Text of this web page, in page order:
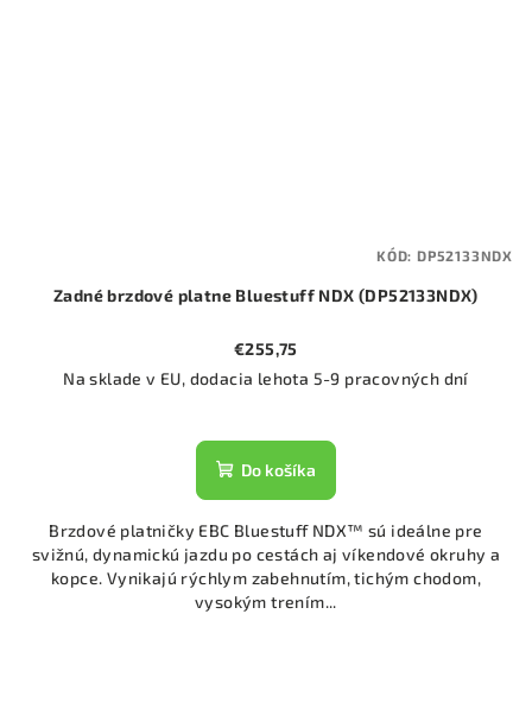
Zadné brzdové platne Bluestuff NDX (DP52133NDX)
€255,75
Na sklade v EU, dodacia lehota 5-9 pracovných dní
Do košíka
Brzdové platničky EBC Bluestuff NDX™ sú ideálne pre
svižnú, dynamickú jazdu po cestách aj víkendové okruhy a
kopce. Vynikajú rýchlym zabehnutím, tichým chodom,
vysokým trením...
KÓD: DP52133NDX